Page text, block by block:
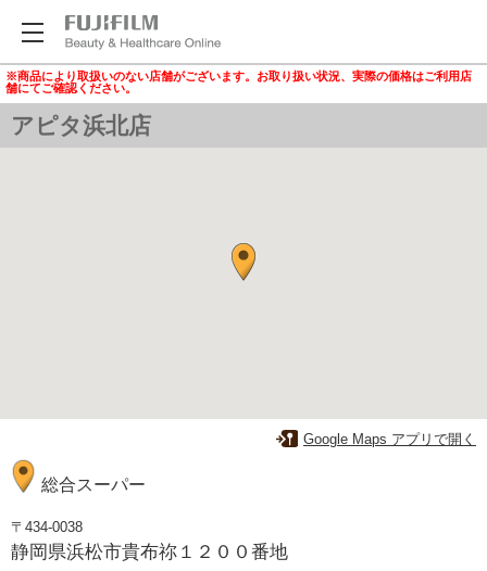
※商品により取扱いのない店舗がございます。お取り扱い状況、実際の価格はご利用店
舗にてご確認ください。
アピタ浜北店
Google Maps アプリで開く
総合スーパー
〒434-0038
静岡県浜松市貴布祢１２００番地